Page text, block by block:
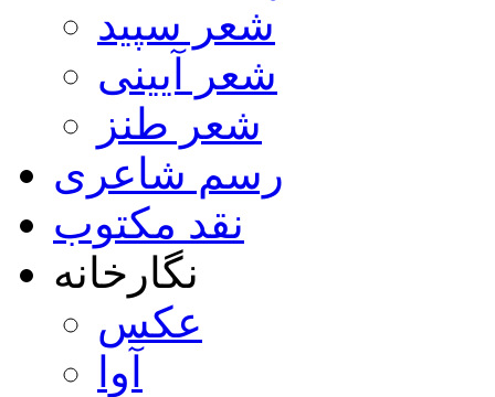
شعر سپید
شعر آیینی
شعر طنز
رسم شاعری
نقد مکتوب
نگارخانه
عکس
آوا